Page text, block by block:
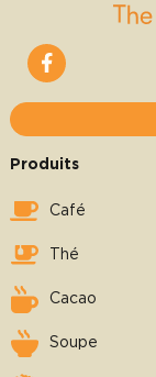
Produits
Café
Thé
Cacao
Soupe